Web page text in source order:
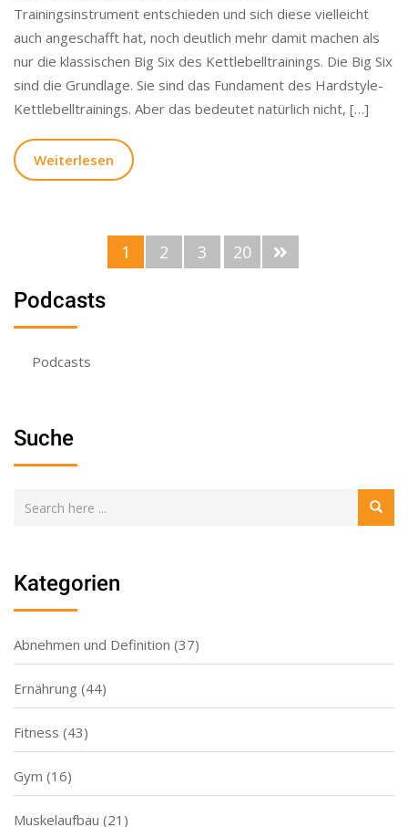
Trainingsinstrument entschieden und sich diese vielleicht
auch angeschafft hat, noch deutlich mehr damit machen als
nur die klassischen Big Six des Kettlebelltrainings. Die Big Six
sind die Grundlage. Sie sind das Fundament des Hardstyle-
Kettlebelltrainings. Aber das bedeutet natürlich nicht, […]
Weiterlesen
1 2 3 20
Podcasts
Podcasts
Suche
Kategorien
Abnehmen und Definition (37)
Ernährung (44)
Fitness (43)
Gym (16)
Muskelaufbau (21)